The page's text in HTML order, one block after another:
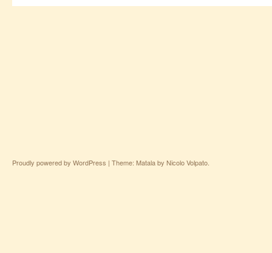
Proudly powered by WordPress | Theme: Matala by Nicolo Volpato